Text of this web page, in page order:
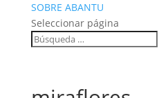
SOBRE ABANTU
Seleccionar página